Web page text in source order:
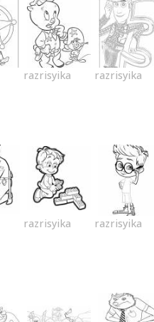
razrisyika razrisyika
razrisyika razrisyika